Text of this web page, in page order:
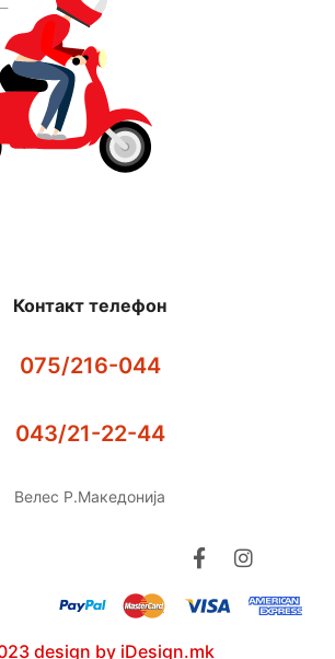
Контакт телефон
075/216-044
043/21-22-44
Велес Р.Македонија
design by iDesign.mk